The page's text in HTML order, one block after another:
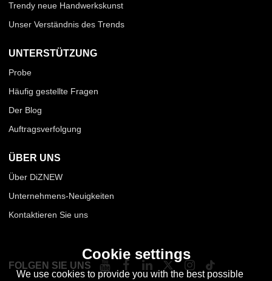
Trendy neue Handwerkskunst
Unser Verständnis des Trends
UNTERSTÜTZUNG
Probe
Häufig gestellte Fragen
Der Blog
Auftragsverfolgung
ÜBER UNS
Über DiZNEW
Unternehmens-Neuigkeiten
Kontaktieren Sie uns
FOLGEN SIE UNS
Cookie settings
We use cookies to provide you with the best possible